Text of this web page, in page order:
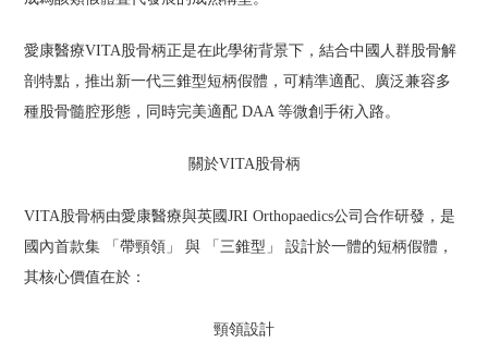
愛康醫療VITA股骨柄正是在此學術背景下，結合中國人群股骨解
剖特點，推出新一代三錐型短柄假體，可精準適配、廣泛兼容多
種股骨髓腔形態，同時完美適配 DAA 等微創手術入路。
關於VITA股骨柄
VITA股骨柄由愛康醫療與英國JRI Orthopaedics公司合作研發，是
國內首款集 「帶頸領」 與 「三錐型」 設計於一體的短柄假體，
其核心價值在於：
頸領設計